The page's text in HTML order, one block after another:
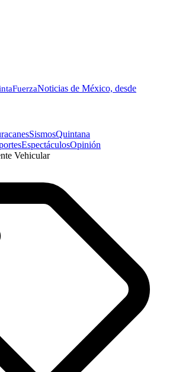
FuerzaNoticias de México, desde
SismosQuintana
EspectáculosOpinión
Vehicular